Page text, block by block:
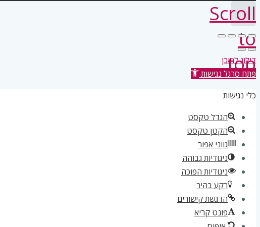
Scroll
to
top
דילוג לתוכן
פתח סרגל נגישות
כלי נגישות
הגדל טקסט
הקטן טקסט
גווני אפור
ניגודיות גבוהה
ניגודיות הפוכה
רקע בהיר
הדגשת קישורים
פונט קריא